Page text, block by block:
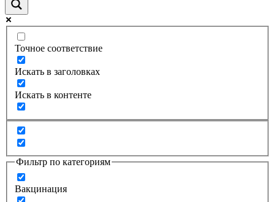
Точное соответствие
Искать в заголовках
Искать в контенте
Фильтр по категориям
Вакцинация